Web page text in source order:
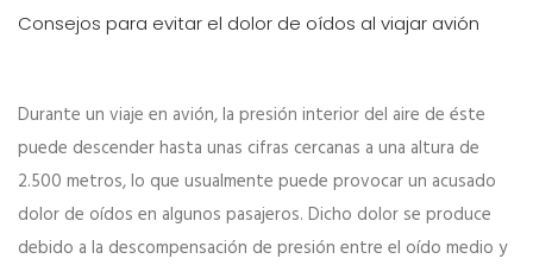
Consejos para evitar el dolor de oídos al viajar avión
Durante un viaje en avión, la presión interior del aire de éste
puede descender hasta unas cifras cercanas a una altura de
2.500 metros, lo que usualmente puede provocar un acusado
dolor de oídos en algunos pasajeros. Dicho dolor se produce
debido a la descompensación de presión entre el oído medio y